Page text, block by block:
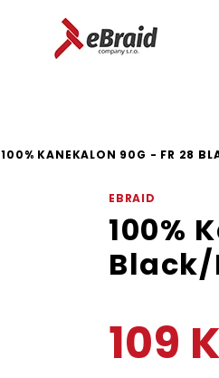
100% KANEKALON 90G - FR 28
EBRAID
100%
109